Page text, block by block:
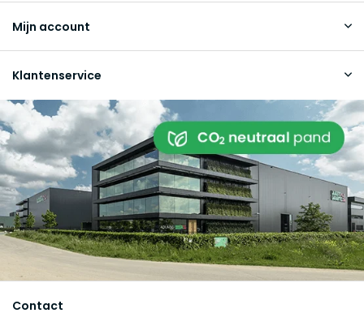
Mijn account
Klantenservice
Contact